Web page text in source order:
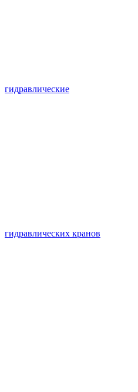
гидравлические
гидравлических кранов